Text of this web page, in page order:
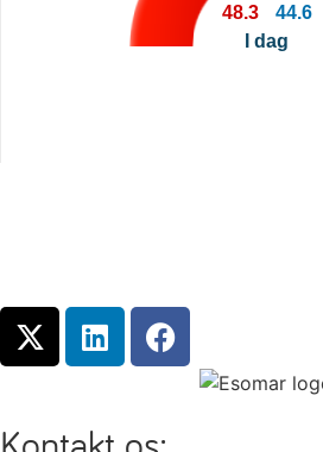
48.3
44.6
I dag